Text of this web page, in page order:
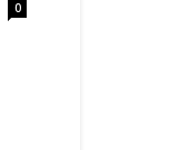
0